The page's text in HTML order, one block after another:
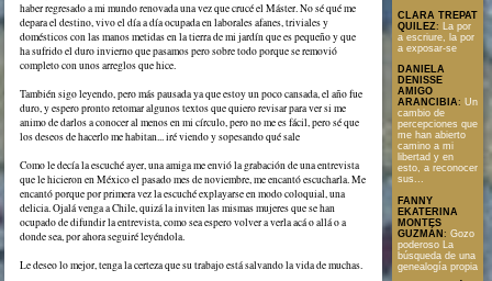
haber regresado a mi mundo renovada una vez que crucé el Máster. No sé qué me
depara el destino, vivo el día a día ocupada en laborales afanes, triviales y
domésticos con las manos metidas en la tierra de mi jardín que es pequeño y que
ha sufrido el duro invierno que pasamos pero sobre todo porque se removió
completo con unos arreglos que hice.
También sigo leyendo, pero más pausada ya que estoy un poco cansada, el año fue
duro, y espero pronto retomar algunos textos que quiero revisar para ver si me
animo de darlos a conocer al menos en mi círculo, pero no me es fácil, pero sé que
los deseos de hacerlo me habitan... iré viendo y sopesando qué sale
Como le decía la escuché ayer, una amiga me envió la grabación de una entrevista
que le hicieron en México el pasado mes de noviembre, me encantó escucharla. Me
encantó porque por primera vez la escuché explayarse en modo coloquial, una
delicia. Ojalá venga a Chile, quizá la inviten las mismas mujeres que se han
ocupado de difundir la entrevista, como sea espero volver a verla acá o allá o a
donde sea, por ahora seguiré leyéndola.
Le deseo lo mejor, tenga la certeza que su trabajo está salvando la vida de muchas.
CLARA TREPAT
QUILEZ: La por
a escriure, la por
a exposar-se
DANIELA
DENISSE
AMIGO
ARANCIBIA: Un
cambio de
percepciones que
me han abierto
camino a mi
libertad y en
esto, a reconocer
sus...
FANNY
EKATERINA
MONTES
GUZMÁN : Gozo
poderoso La
búsqueda de una
genealogía propia